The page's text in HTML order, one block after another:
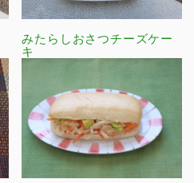
みたらしおさつチーズケー
キ